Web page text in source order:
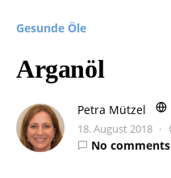
Gesunde Öle
Arganöl
Petra Mützel
18. August 2018
No comments